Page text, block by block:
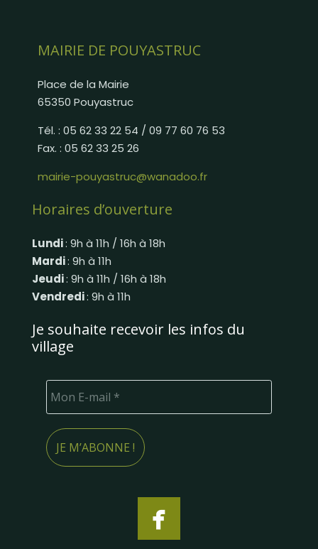
MAIRIE DE POUYASTRUC
Place de la Mairie
65350 Pouyastruc
Tél. : 05 62 33 22 54 / 09 77 60 76 53
Fax. : 05 62 33 25 26
mairie-pouyastruc@wanadoo.fr
Horaires d’ouverture
Lundi: 9h à 11h / 16h à 18h
Mardi: 9h à 11h
Jeudi: 9h à 11h / 16h à 18h
Vendredi: 9h à 11h
Je souhaite recevoir les infos du
village